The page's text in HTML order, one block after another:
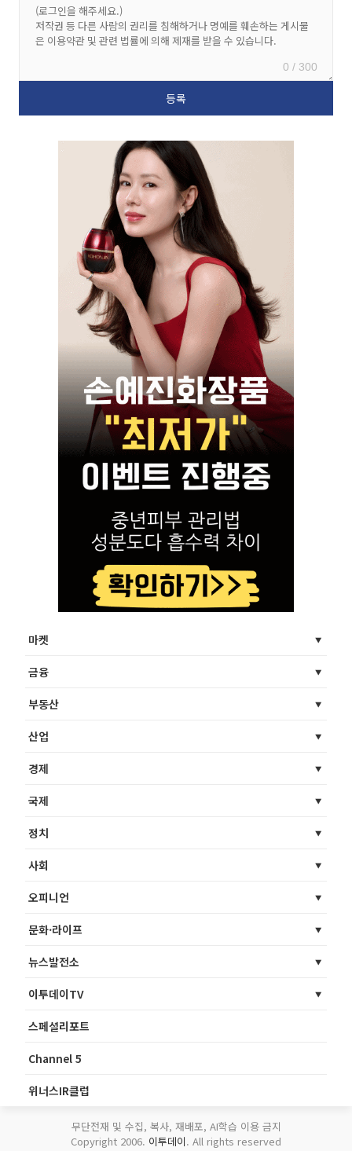
0 / 300
마켓
금융
부동산
산업
경제
국제
정치
사회
오피니언
문화·라이프
뉴스발전소
이투데이TV
스페셜리포트
Channel 5
위너스IR클럽
무단전재 및 수집, 복사, 재배포, AI학습 이용 금지
Copyright 2006. 이투데이. All rights reserved